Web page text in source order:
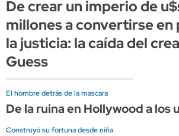
De crear un imperio de
millones a convertirse
la justicia: la caída del
Guess
El hombre detrás de la mascara
De la ruina en Hollywood a
Construyó su fortuna desde niña